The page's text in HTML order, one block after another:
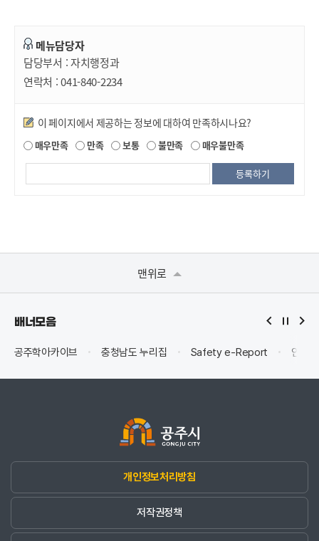
메뉴담당자
담당부서 :자치행정과
연락처 :041-840-2234
만족도조사
이 페이지에서 제공하는 정보에 대하여 만족하시나요?
매우만족 만족 보통 불만족 매우불만족
맨위로
배너모음
공주학아카이브 충청남도 누리집 Safety e-Report 안전
개인정보처리방침
저작권정책